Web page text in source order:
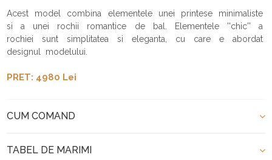
Acest model combina elementele unei printese minimaliste
si a unei rochii romantice de bal. Elementele ''chic'' a
rochiei sunt simplitatea si eleganta, cu care e abordat
designul modelului.
PRET: 4980 Lei
CUM COMAND
TABEL DE MARIMI